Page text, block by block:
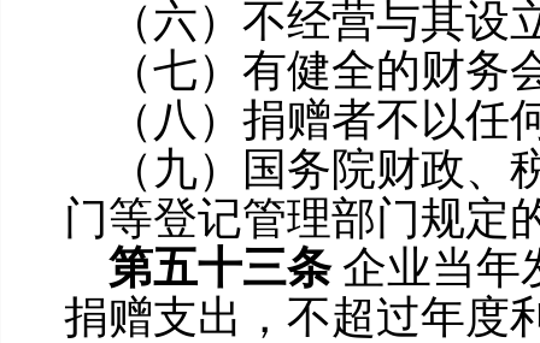
（六）不经营与其
（七）有健全的财务
（八）捐赠者不以
（九）国务院财政
门等登记管理部门规定
第五十三条 企业当年
捐赠支出，不超过年度